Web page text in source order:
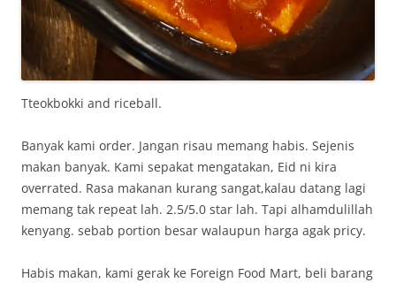
Tteokbokki and riceball.
Banyak kami order. Jangan risau memang habis. Sejenis
makan banyak. Kami sepakat mengatakan, Eid ni kira
overrated. Rasa makanan kurang sangat,kalau datang lagi
memang tak repeat lah. 2.5/5.0 star lah. Tapi alhamdulillah
kenyang. sebab portion besar walaupun harga agak pricy.
Habis makan, kami gerak ke Foreign Food Mart, beli barang